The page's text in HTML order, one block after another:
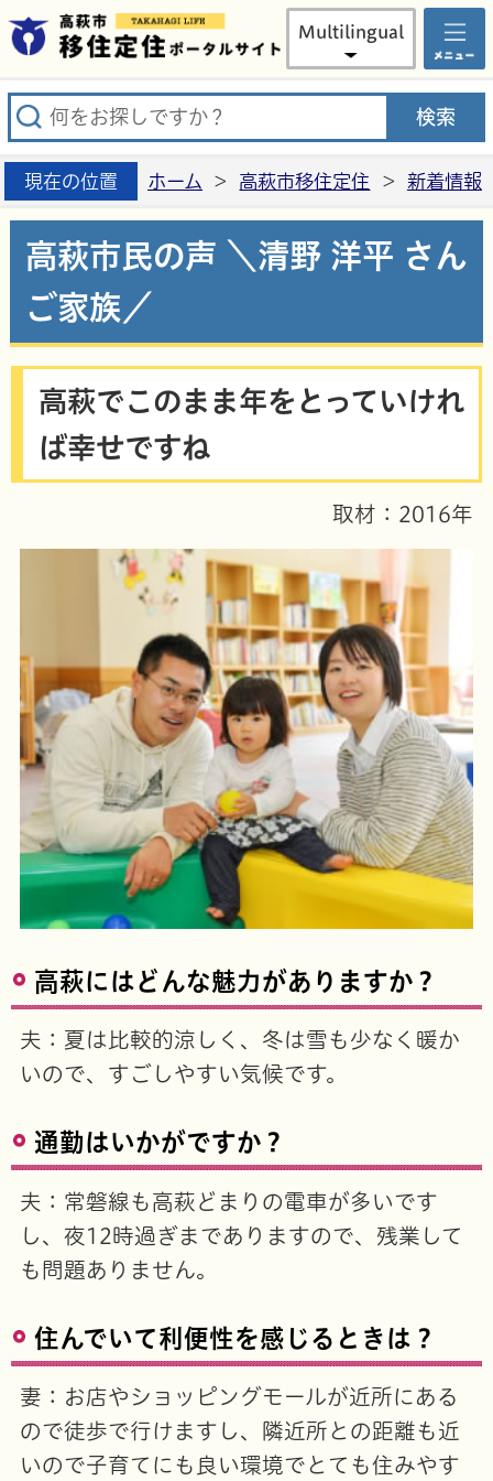
高萩
Multilingual
現在の位置 ホーム > 高萩市移住定住 > 新着情報
高萩市民の声 ＼清野 洋平 さん
ご家族／
高萩でこのまま年をとっていけれ
ば幸せですね
取材：2016年
高萩にはどんな魅力がありますか？
夫：夏は比較的涼しく、冬は雪も少なく暖か
いので、すごしやすい気候です。
通勤はいかがですか？
夫：常磐線も高萩どまりの電車が多いです
し、夜12時過ぎまでありますので、残業して
も問題ありません。
住んでいて利便性を感じるときは？
妻：お店やショッピングモールが近所にある
ので徒歩で行けますし、隣近所との距離も近
いので子育てにも良い環境でとても住みやす